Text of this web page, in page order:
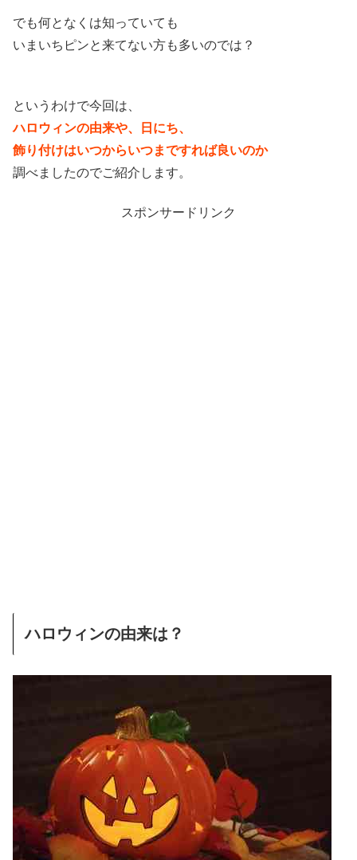
でも何となくは知っていても
いまいちピンと来てない方も多いのでは？
というわけで今回は、
ハロウィンの由来や、日にち、
飾り付けはいつからいつまですれば良いのか
調べましたのでご紹介します。
スポンサードリンク
ハロウィンの由来は？